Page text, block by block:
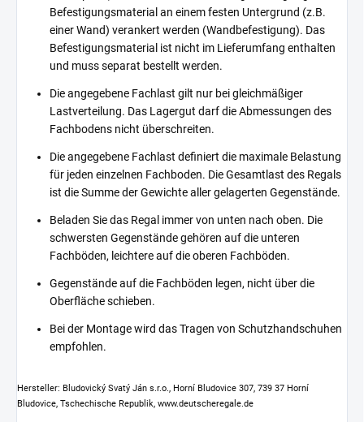
Befestigungsmaterial an einem festen Untergrund (z.B.
einer Wand) verankert werden (Wandbefestigung). Das
Befestigungsmaterial ist nicht im Lieferumfang enthalten
und muss separat bestellt werden.
Die angegebene Fachlast gilt nur bei gleichmäßiger
Lastverteilung. Das Lagergut darf die Abmessungen des
Fachbodens nicht überschreiten.
Die angegebene Fachlast definiert die maximale Belastung
für jeden einzelnen Fachboden. Die Gesamtlast des Regals
ist die Summe der Gewichte aller gelagerten Gegenstände.
Beladen Sie das Regal immer von unten nach oben. Die
schwersten Gegenstände gehören auf die unteren
Fachböden, leichtere auf die oberen Fachböden.
Gegenstände auf die Fachböden legen, nicht über die
Oberfläche schieben.
Bei der Montage wird das Tragen von Schutzhandschuhen
empfohlen.
Hersteller: Bludovický Svatý Ján s.r.o., Horní Bludovice 307, 739 37 Horní
Bludovice, Tschechische Republik, www.deutscheregale.de